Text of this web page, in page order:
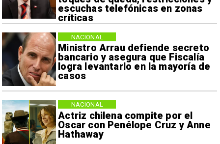
escuchas telefónicas en zonas
críticas
Ministro Arrau defiende secreto
bancario y asegura que Fiscalía
logra levantarlo en la mayoría de
casos
NACIONAL
Actriz chilena compite por el
Oscar con Penélope Cruz y Anne
Hathaway
NACIONAL